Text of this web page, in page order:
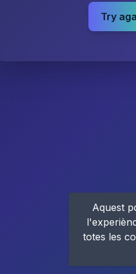
Try
Aquest
totes les